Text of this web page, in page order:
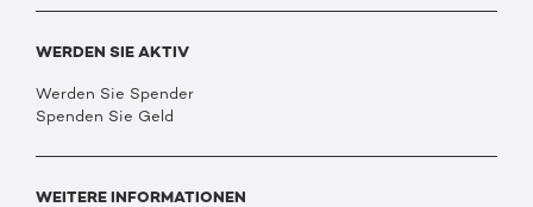
WERDEN SIE AKTIV
Werden Sie Spender
Spenden Sie Geld
WEITERE INFORMATIONEN